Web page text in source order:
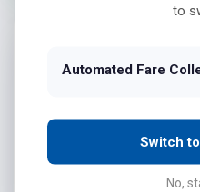
to
Automated Fare
Switch
No,